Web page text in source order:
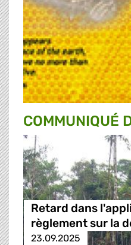
COMMUNIQUÉ
Retard dans
règlement sur la
23.09.2025